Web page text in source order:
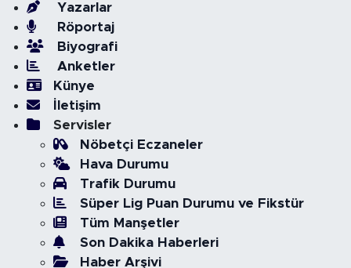
Yazarlar
Röportaj
Biyografi
Anketler
Künye
İletişim
Servisler
Nöbetçi Eczaneler
Hava Durumu
Trafik Durumu
Süper Lig Puan Durumu ve Fikstür
Tüm Manşetler
Son Dakika Haberleri
Haber Arşivi